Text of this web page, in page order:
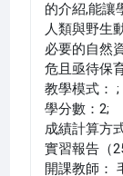
的介紹,能讓
人類與野生
必要的自然
危且亟待保
教學模式： ;
學分數：2;
成績計算方
實習報告（
開課教師：